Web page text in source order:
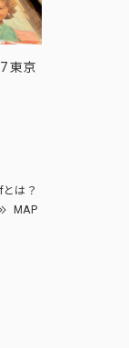
東京
は？
MAP